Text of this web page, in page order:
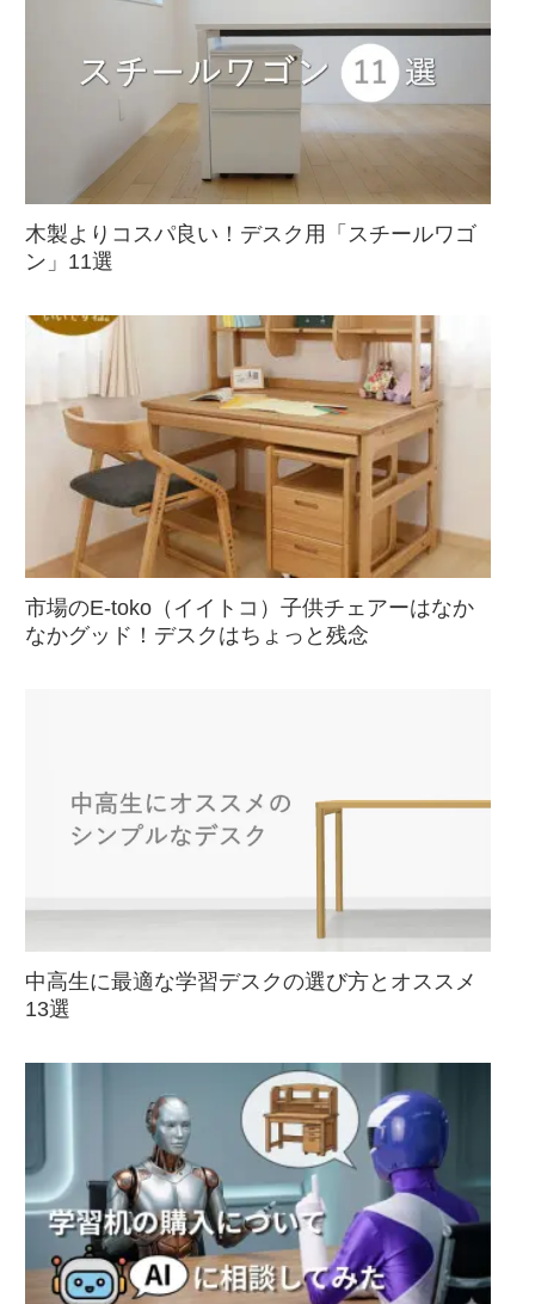
木製よりコスパ良い！デスク用「スチールワゴ
ン」11選
市場のE-toko（イイトコ）子供チェアーはなか
なかグッド！デスクはちょっと残念
中高生に最適な学習デスクの選び方とオススメ
13選